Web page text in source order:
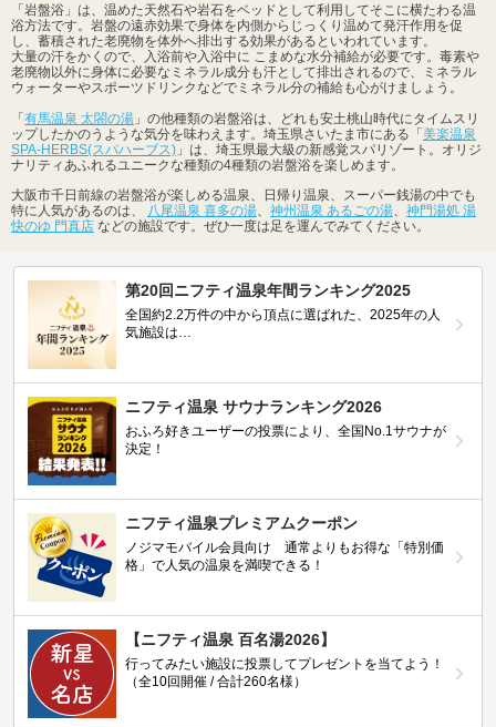
「岩盤浴」は、温めた天然石や岩石をベッドとして利用してそこに横たわる温
浴方法です。岩盤の遠赤効果で身体を内側からじっくり温めて発汗作用を促
し、蓄積された老廃物を体外へ排出する効果があるといわれています。
大量の汗をかくので、入浴前や入浴中に こまめな水分補給が必要です。毒素や
老廃物以外に身体に必要なミネラル成分も汗として排出されるので、ミネラル
ウォーターやスポーツドリンクなどでミネラル分の補給も心がけましょう。
「有馬温泉 太閤の湯 」の他種類の岩盤浴は、どれも安土桃山時代にタイムスリ
ップしたかのうような気分を味わえます。埼玉県さいたま市にある「美楽温泉
SPA-HERBS(スパハーブス) 」は、埼玉県最大級の新感覚スパリゾート。オリジ
ナリティあふれるユニークな種類の4種類の岩盤浴を楽しめます。
大阪市千日前線の岩盤浴が楽しめる温泉、日帰り温泉、スーパー銭湯の中でも
特に人気があるのは、
八尾温泉 喜多の湯 神州温泉 あるごの湯
神門湯処 湯
快のゆ 門真店 などの施設です。ぜひ一度は足を運んでみてください。
第20回ニフティ温泉年間ランキング2025
全国約2.2万件の中から頂点に選ばれた、2025年の人
気施設は…
ニフティ温泉 サウナランキング2026
おふろ好きユーザーの投票により、全国No.1サウナが
決定！
ニフティ温泉プレミアムクーポン
ノジマモバイル会員向け 通常よりもお得な「特別価
格」で人気の温泉を満喫できる！
【ニフティ温泉 百名湯2026】
行ってみたい施設に投票してプレゼントを当てよう！
（全10回開催 / 合計260名様）